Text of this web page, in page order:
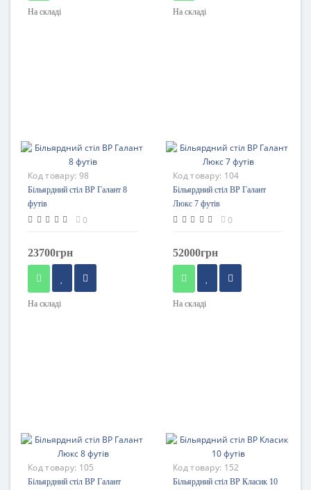
На складі На складі
Код товару: 98
Більярдний стіл BP Галант 8
футів
0
23700грн
На складі
Код товару: 104
Більярдний стіл BP Галант
Люкс 7 футів
0
52000грн
На складі
Код товару: 105
Більярдний стіл BP Галант
Код товару: 152
Більярдний стіл BP Клаcик 10